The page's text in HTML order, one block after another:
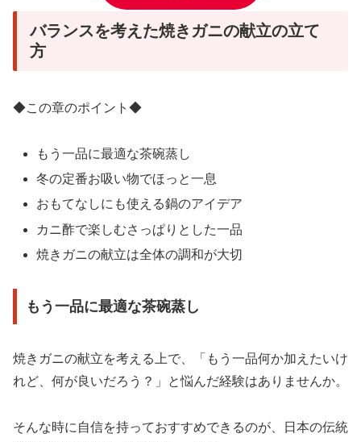
バランスを考えた焼きガニの献立の立て
方
◆この章のポイント◆
もう一品に最適な茶碗蒸し
冬の定番お吸い物でほっと一息
おもてなしにも使える鍋のアイデア
カニ酢で楽しむさっぱりとした一品
焼きガニの献立は全体の調和が大切
もう一品に最適な茶碗蒸し
焼きガニの献立を考える上で、「もう一品何か加えたいけ
れど、何が良いだろう？」と悩んだ経験はありませんか。
そんな時に自信を持っておすすめできるのが、日本の伝統